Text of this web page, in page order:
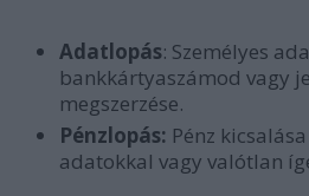
Adatlopás: Személyes
bankkártyaszámod vagy
megszerzése.
Pénzlopás: Pénz
adatokkal vagy valótlan